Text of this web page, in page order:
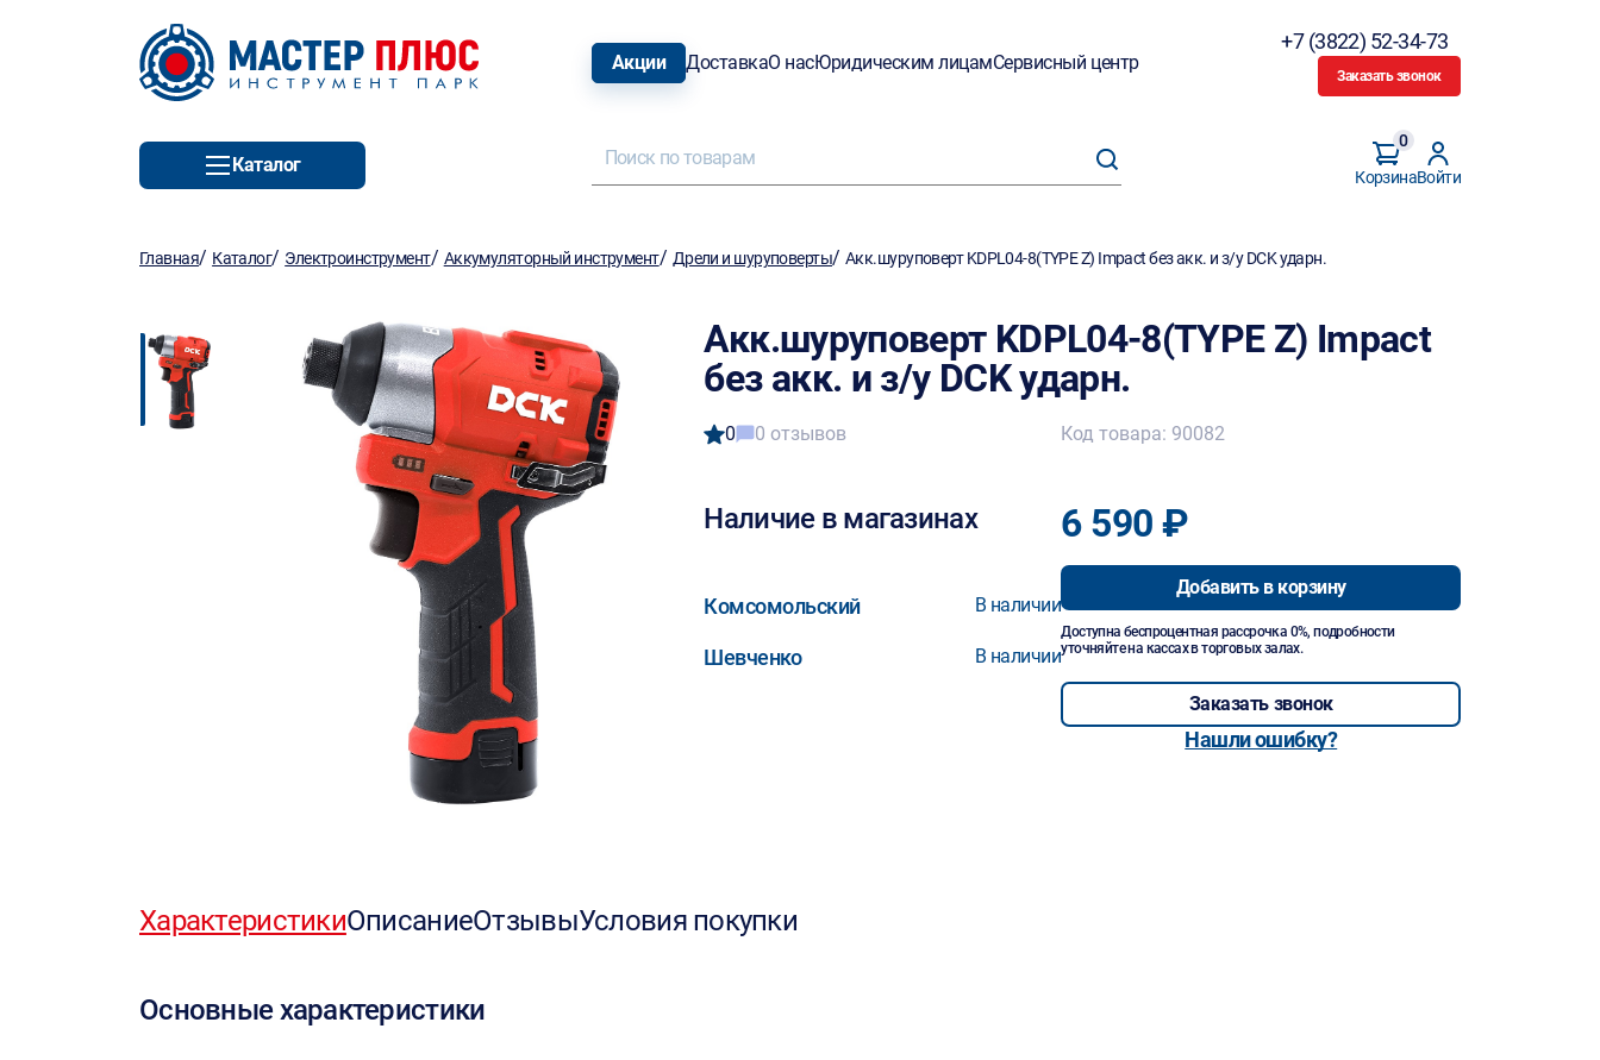
Акции ДоставкаО насЮридическим лицамСервисный центр
+7 (3822) 52-34-73
Заказать звонок
Каталог
Корзина
0
Войти
Главная/ Каталог/ Электроинструмент/ Аккумуляторный инструмент/ Дрели и шуруповерты/Акк.шуруповерт KDPL04-8(TYPE Z) Impact без акк. и з/у DCK ударн.
Акк.шуруповерт KDPL04-8(TYPE Z) Impact
без акк. и з/у DCK ударн.
0 0 отзывов
Наличие в магазинах
Комсомольский В наличии
Шевченко В наличии
Код товара: 90082
6 590 ₽
Добавить в корзину
Доступна беспроцентная рассрочка 0%, подробности
уточняйте на кассах в торговых залах.
Заказать звонок
Нашли ошибку?
ХарактеристикиОписаниеОтзывыУсловия покупки
Основные характеристики